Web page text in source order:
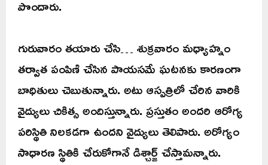
పొందారు.
గురువారం తయారు చేసి… శుక్రవారం మధ్యాహ్నం
తర్వాత పంపిణి చేసిన పాయసమే ఘటనకు కారణంగా
బాధితులు చెబుతున్నారు. అటు ఆస్పత్రిలో చేరిన వారికి
వైద్యులు చికిత్స అందిస్తున్నారు. ప్రస్తుతం అందరి ఆరోగ్య
పరిస్థితి నిలకడగా ఉందని వైద్యులు తెలిపారు. అరోగ్యం
సాధారణ స్థితికి చేరుకోగానే డిశ్చార్జ్ చేస్తామన్నారు.